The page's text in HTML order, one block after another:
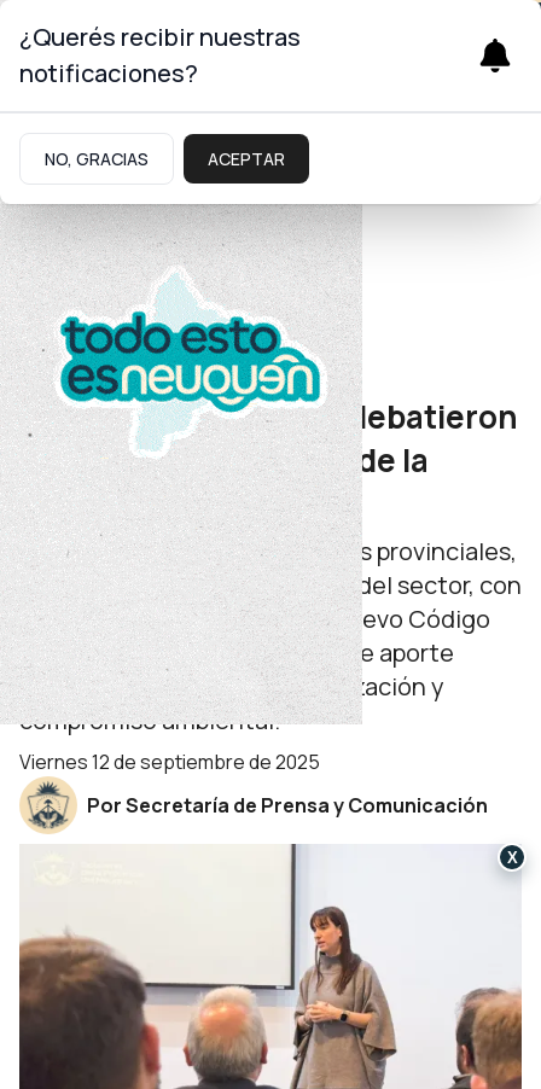
Energía
Modernización
Productores mineros debatieron
sobre la actualización de la
normativa provincial
La jornada reunió a autoridades provinciales,
municipales y representantes del sector, con
el objetivo de avanzar en un nuevo Código
de Procedimientos Mineros que aporte
mayor transparencia, modernización y
compromiso ambiental.
viernes 12 de septiembre de 2025
Por Secretaría de Prensa y Comunicación
¿Querés recibir nuestras
notificaciones?
NO, GRACIAS ACEPTAR
X